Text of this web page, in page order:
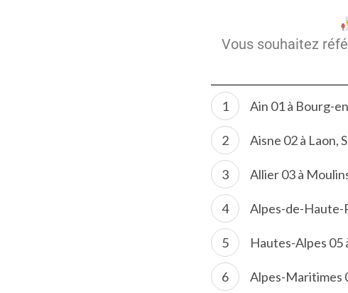
Vous souhaitez
Ain 01 à Bourg-
Aisne 02 à Laon,
Allier 03 à
Alpes-de-Haute-
Hautes-Alpes 05
Alpes-Maritimes